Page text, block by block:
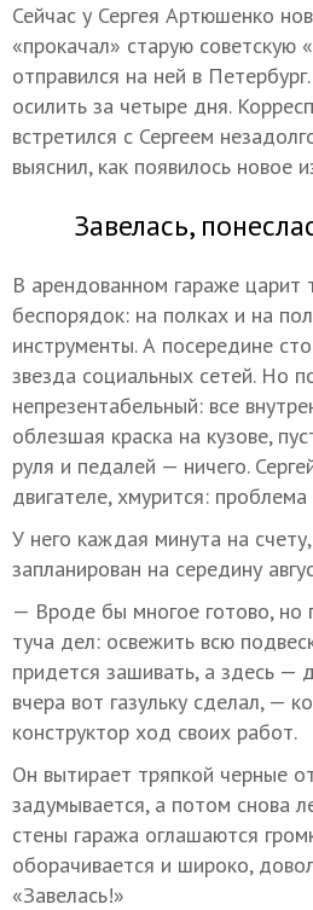
Сейчас у Сергея Артюшенко
«прокачал» старую советскую
отправился на ней в
осилить за четыре дня.
встретился с Сергеем
выяснил, как появилось новое
Завелась,
В арендованном гараже царит
беспорядок: на полках и на
инструменты. А посередине
звезда социальных сетей. Но
непрезентабельный: все
облезшая краска на кузове,
руля и педалей — ничего.
двигателе, хмурится:
У него каждая минута на
запланирован на середину
— Вроде бы многое готово, но
туча дел: освежить всю
придется зашивать, а здесь —
вчера вот газульку сделал, —
конструктор ход своих работ.
Он вытирает тряпкой черные
задумывается, а потом снова
стены гаража оглашаются
оборачивается и широко,
«Завелась!»